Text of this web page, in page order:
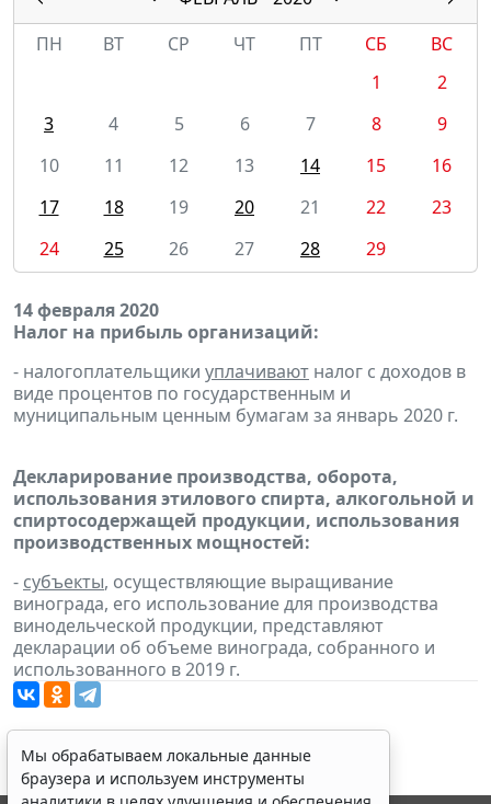
ПН
ВТ СР ЧТ ПТ СБ
ВС
1
2
3
4 5 6 7 8
9
10
11 12 13 14 15
16
17
18 19 20 21 22
23
24
25 26 27 28 29
14 февраля 2020
Налог на прибыль организаций:
- налогоплательщики уплачивают налог с доходов в
виде процентов по государственным и
муниципальным ценным бумагам за январь 2020 г.
Декларирование производства, оборота,
использования этилового спирта, алкогольной и
спиртосодержащей продукции, использования
производственных мощностей:
- субъекты, осуществляющие выращивание
винограда, его использование для производства
винодельческой продукции, представляют
декларации об объеме винограда, собранного и
использованного в 2019 г.
Мы обрабатываем локальные данные
браузера и используем инструменты